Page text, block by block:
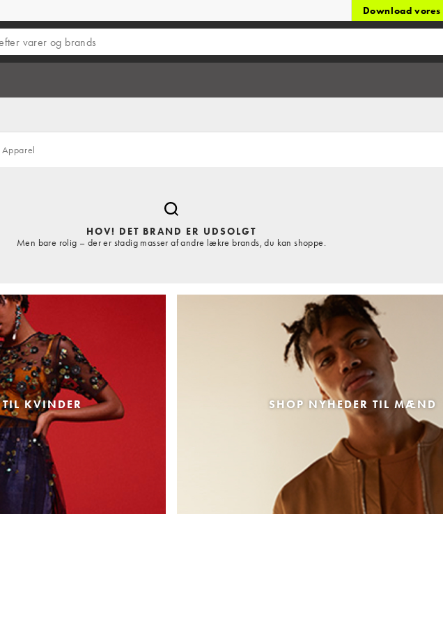
Download
Apparel
HOV! DET BRAND ER UDSOLGT
Men bare rolig – der er stadig masser af andre lækre brands, du kan shoppe.
KVINDER SHOP NYHEDER TIL MÆND